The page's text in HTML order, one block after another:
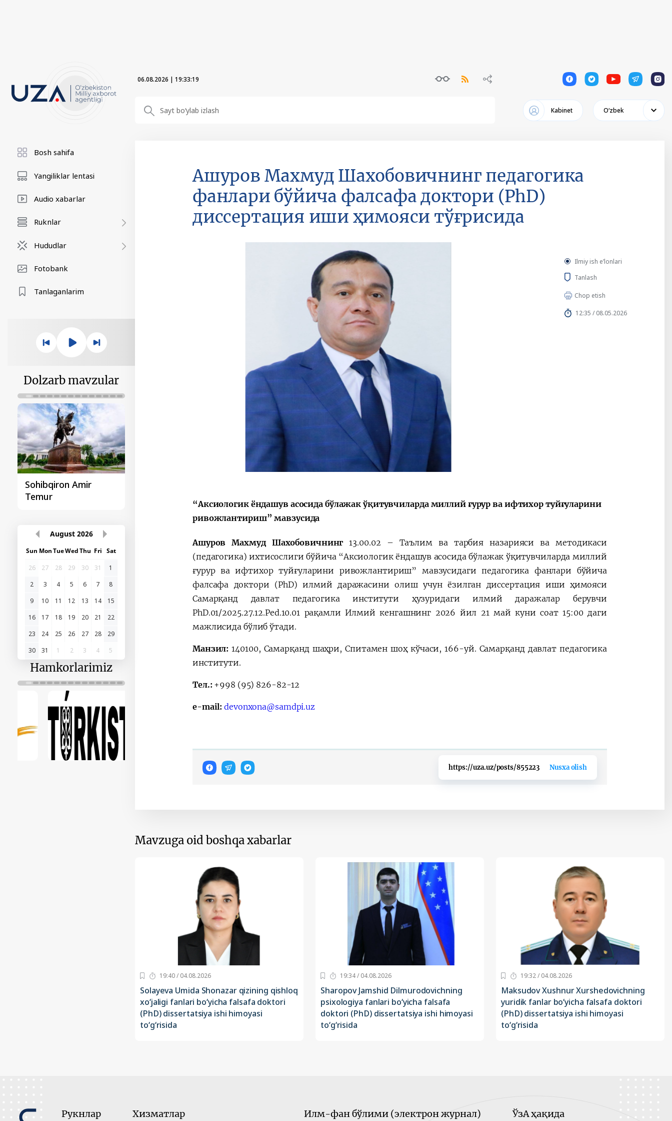
06.08.2026 | 19:33:20 1 1 1 1 1
Кabinet Oʻzbek
Bosh sahifa
Yangiliklar lentasi
Audio xabarlar
Ruknlar
Hududlar
Fotobank
Tanlaganlarim
Dolzarb mavzular
Sohibqiron Amir
Temur
August 2026
Sun MonTueWedThu Fri Sat
26
27 28 29 30 31
1
2
3 4 5 6 7
8
9
10 11 12 13 14
15
16
17 18 19 20 21
22
23
24 25 26 27 28
29
30
31 1 2 3 4 5
Hamkorlarimiz
Aшуров Махмуд Шахобовичнинг педагогика
фанлари бўйича фалсафа доктори (PhD)
диссертация иши ҳимояси тўғрисида
Ilmiy ish eʼlonlari
Tanlash
Chop etish
12:35 / 08.05.2026
“Aксиологик ёндашув асосида бўлажак ўқитувчиларда миллий ғурур ва ифтихор туйғуларини
ривожлантириш” мавзусида
Aшуров Махмуд Шахобовичнинг 13.00.02 – Таълим ва тарбия назарияси ва методикаси
(педагогика) ихтисослиги бўйича “Aксиологик ёндашув асосида бўлажак ўқитувчиларда миллий
ғурур ва ифтихор туйғуларини ривожлантириш” мавзусидаги педагогика фанлари бўйича
фалсафа доктори (PhD) илмий даражасини олиш учун ёзилган диссертация иши ҳимояси
Самарқанд давлат педагогика институти ҳузуридаги илмий даражалар берувчи
PhD.01/2025.27.12.Ped.10.01 рақамли Илмий кенгашнинг 2026 йил 21 май куни соат 15:00 даги
мажлисида бўлиб ўтади.
Манзил: 140100, Самарқанд шаҳри, Спитамен шоҳ кўчаси, 166-уй. Самарқанд давлат педагогика
институти.
Тел.: +998 (95) 826-82-12
e-mail:devonxona@samdpi.uz
https://uza.uz/posts/855223 Nusxa olish
Mavzuga oid boshqa xabarlar
19:40 / 04.08.2026
Solayeva Umida Shonazar qizining qishloq
xo‘jaligi fanlari bo‘yicha falsafa doktori
(PhD) dissertatsiya ishi himoyasi
to‘g‘risida
19:34 / 04.08.2026
Sharopov Jamshid Dilmurodovichning
psixologiya fanlari bo‘yicha falsafa
doktori (PhD) dissertatsiya ishi himoyasi
to‘g‘risida
19:32 / 04.08.2026
Maksudov Xushnur Xurshedovichning
yuridik fanlar bo‘yicha falsafa doktori
(PhD) dissertatsiya ishi himoyasi
to‘g‘risida
Рукнлар Хизматлар Илм-фан бўлими (электрон журнал) ЎзА ҳақида